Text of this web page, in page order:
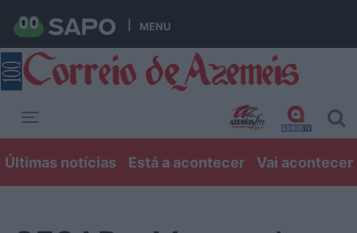
MENU
Últimas notícias Está a acontecer Vai acontecer